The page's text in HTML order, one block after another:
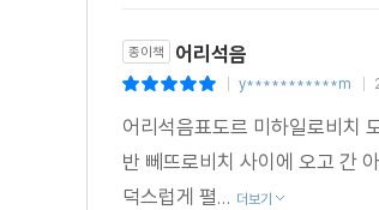
종이책 어리석음
y***********m
어리석음표도르 미하일로비치
반 뻬뜨로비치 사이에 오고 간
덕스럽게 펼... 더보기